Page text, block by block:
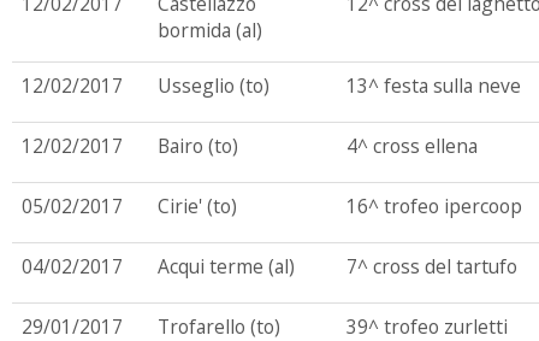
bormida (al)
12/02/2017 Usseglio (to) 13^ festa sulla neve
12/02/2017 Bairo (to) 4^ cross ellena
05/02/2017 Cirie' (to) 16^ trofeo ipercoop
04/02/2017 Acqui terme (al) 7^ cross del tartufo
29/01/2017 Trofarello (to) 39^ trofeo zurletti